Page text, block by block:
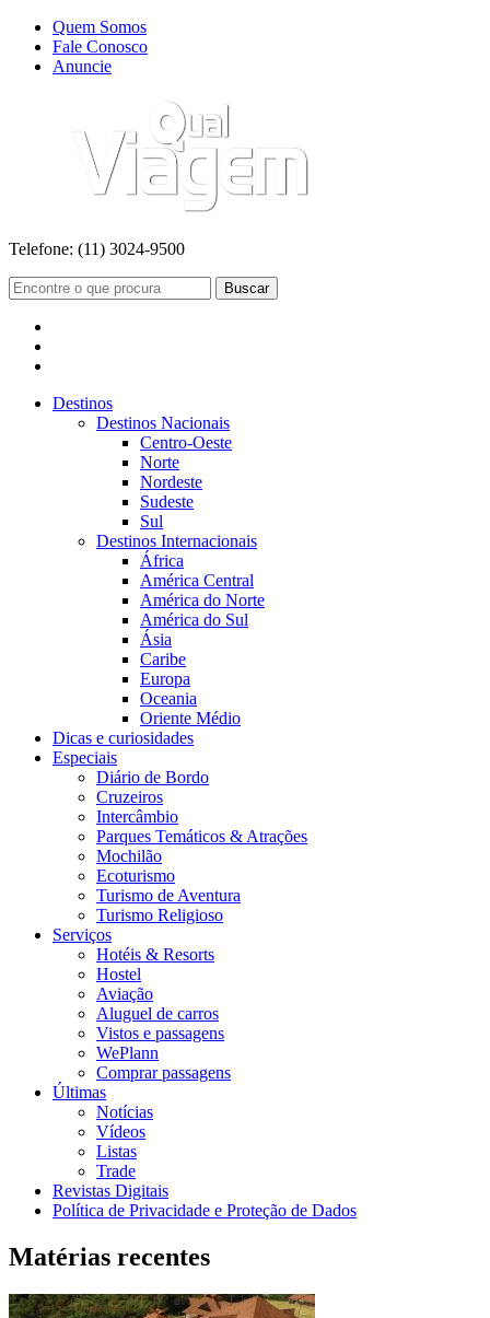
Quem Somos
Fale Conosco
Anuncie
Telefone: (11) 3024-9500
Buscar
Destinos
Destinos Nacionais
Centro-Oeste
Norte
Nordeste
Sudeste
Sul
Destinos Internacionais
África
América Central
América do Norte
América do Sul
Ásia
Caribe
Europa
Oceania
Oriente Médio
Dicas e curiosidades
Especiais
Diário de Bordo
Cruzeiros
Intercâmbio
Parques Temáticos & Atrações
Mochilão
Ecoturismo
Turismo de Aventura
Turismo Religioso
Serviços
Hotéis & Resorts
Hostel
Aviação
Aluguel de carros
Vistos e passagens
WePlann
Comprar passagens
Últimas
Notícias
Vídeos
Listas
Trade
Revistas Digitais
Política de Privacidade e Proteção de Dados
Matérias recentes